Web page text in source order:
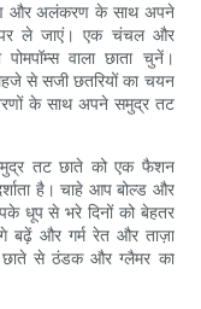
और अलंकरण के साथ अपने
ले जाएं। एक चंचल और
वाला छाता चुनें।
से सजी छतरियों का चयन
के साथ अपने समुद्र तट
तट छाते को एक फैशन
है। चाहे आप बोल्ड और
धूप से भरे दिनों को बेहतर
बढ़ें और गर्म रेत और ताज़ा
से ठंडक और ग्लैमर का